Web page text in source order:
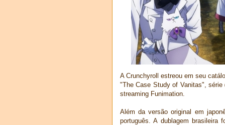
A Crunchyroll estreou em seu
"The Case Study of Vanitas",
streaming Funimation.
Além da versão original em
português. A dublagem brasileira